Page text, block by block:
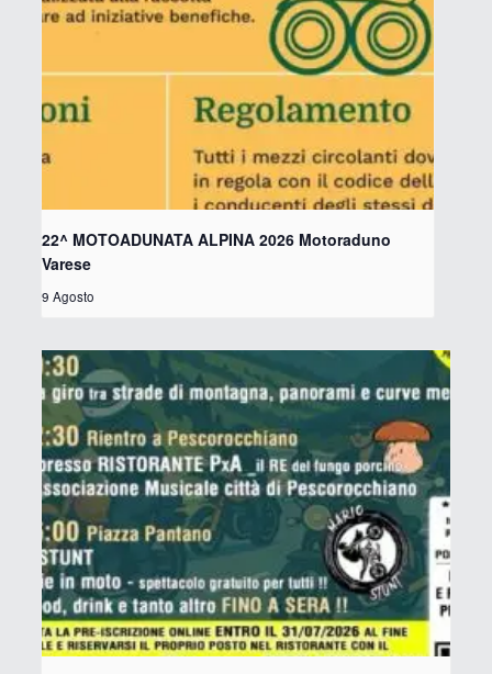
22^ MOTOADUNATA ALPINA 2026 Motoraduno
Varese
9 Agosto